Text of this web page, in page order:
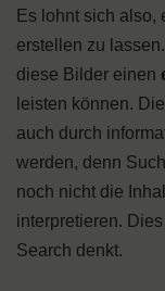
Es lohnt sich
erstellen zu
diese Bilder einen
leisten können.
auch durch
werden, denn
noch nicht die
interpretieren.
Search denkt.